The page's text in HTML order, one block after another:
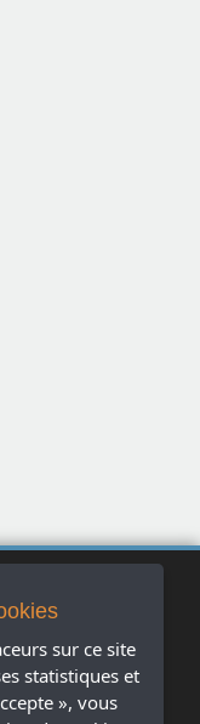
sur ce site
statistiques et
», vous